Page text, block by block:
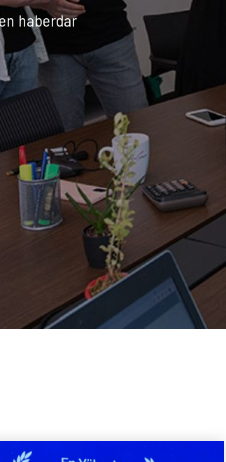
haberdar